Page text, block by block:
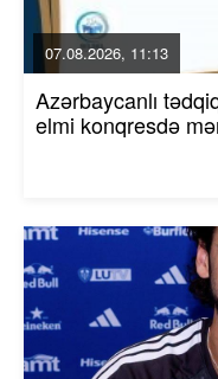
07.08.2026, 11:13
Azərbaycanlı
elmi konqresdə